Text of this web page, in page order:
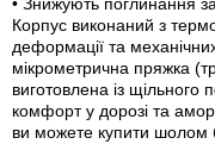
• Знижують поглинання
Корпус виконаний з
деформації та
мікрометрична пряжка
виготовлена із щільного
комфорт у дорозі та
ви можете купити шолом